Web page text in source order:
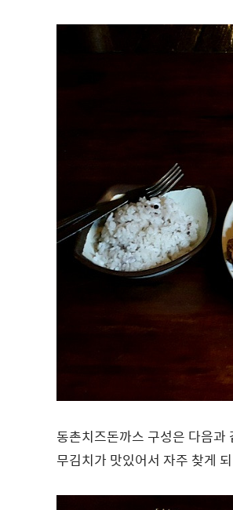
동촌치즈돈까스 구성은 다음과
무김치가 맛있어서 자주 찾게